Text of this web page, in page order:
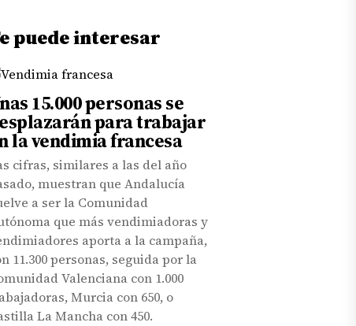
puede interesar
15.000 personas se
para trabajar
la vendimia francesa
cifras, similares a las del año
muestran que Andalucía
a ser la Comunidad
que más vendimiadoras y
aporta a la campaña,
11.300 personas, seguida por la
Valenciana con 1.000
Murcia con 650, o
La Mancha con 450.